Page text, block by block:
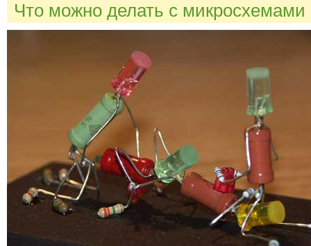
Что можно делать с микросхемами